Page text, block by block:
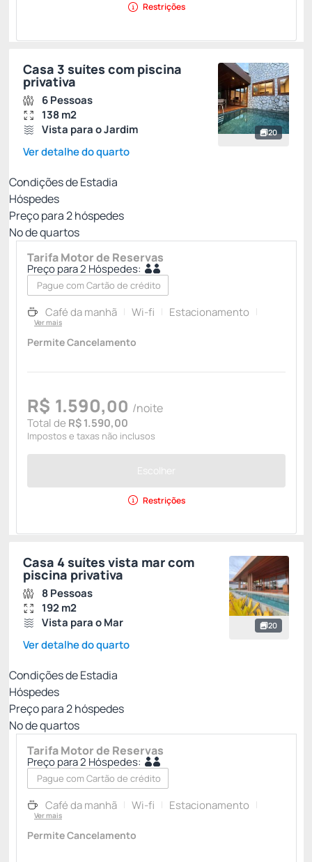
Restrições
20
Casa 3 suítes com piscina
privativa
6 Pessoas
138 m2
Vista para o Jardim
Ver detalhe do quarto
Condições de Estadia
Hóspedes
Preço para2hóspedes
Nº de quartos
Tarifa Motor de Reservas
Preço para 2 Hóspedes:
Pague com Cartão de crédito
Café da manhã Wi-fi Estacionamento
Ver mais
Permite Cancelamento
R$ 1.590,00 /noite
Total de R$ 1.590,00
Impostos e taxas não inclusos
Escolher
Restrições
20
Casa 4 suítes vista mar com
piscina privativa
8 Pessoas
192 m2
Vista para o Mar
Ver detalhe do quarto
Condições de Estadia
Hóspedes
Preço para2hóspedes
Nº de quartos
Tarifa Motor de Reservas
Preço para 2 Hóspedes:
Pague com Cartão de crédito
Café da manhã Wi-fi Estacionamento
Ver mais
Permite Cancelamento